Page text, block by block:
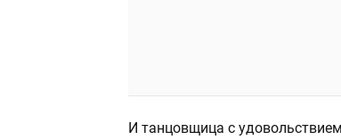
И танцовщица с